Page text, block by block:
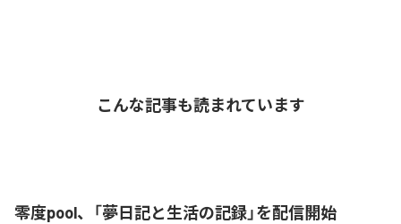
こんな記事も読まれています
零度pool、「夢日記と生活の記録」を配信開始